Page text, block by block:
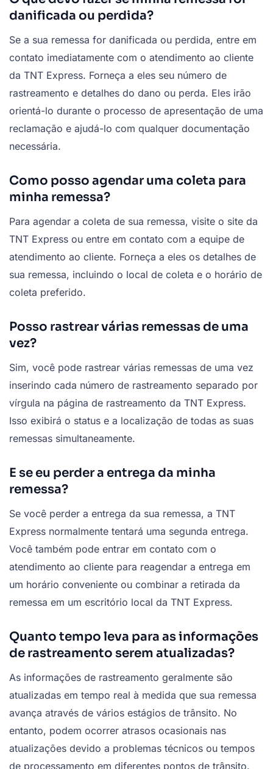
danificada ou perdida?
Se a sua remessa for danificada ou perdida, entre em
contato imediatamente com o atendimento ao cliente
da TNT Express. Forneça a eles seu número de
rastreamento e detalhes do dano ou perda. Eles irão
orientá-lo durante o processo de apresentação de uma
reclamação e ajudá-lo com qualquer documentação
necessária.
Como posso agendar uma coleta para
minha remessa?
Para agendar a coleta de sua remessa, visite o site da
TNT Express ou entre em contato com a equipe de
atendimento ao cliente. Forneça a eles os detalhes de
sua remessa, incluindo o local de coleta e o horário de
coleta preferido.
Posso rastrear várias remessas de uma
vez?
Sim, você pode rastrear várias remessas de uma vez
inserindo cada número de rastreamento separado por
vírgula na página de rastreamento da TNT Express.
Isso exibirá o status e a localização de todas as suas
remessas simultaneamente.
E se eu perder a entrega da minha
remessa?
Se você perder a entrega da sua remessa, a TNT
Express normalmente tentará uma segunda entrega.
Você também pode entrar em contato com o
atendimento ao cliente para reagendar a entrega em
um horário conveniente ou combinar a retirada da
remessa em um escritório local da TNT Express.
Quanto tempo leva para as informações
de rastreamento serem atualizadas?
As informações de rastreamento geralmente são
atualizadas em tempo real à medida que sua remessa
avança através de vários estágios de trânsito. No
entanto, podem ocorrer atrasos ocasionais nas
atualizações devido a problemas técnicos ou tempos
de processamento em diferentes pontos de trânsito.